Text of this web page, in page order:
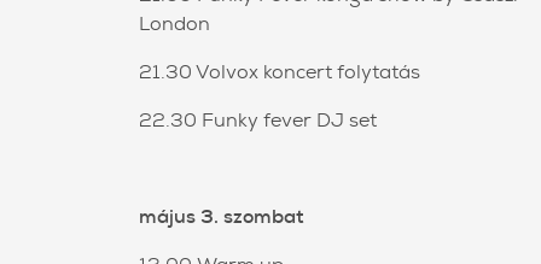
London
21.30 Volvox koncert folytatás
22.30 Funky fever DJ set
május 3. szombat